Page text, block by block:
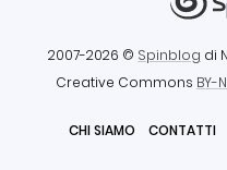
2007-2026 © Spinblog di
Creative Commons BY-
CHI SIAMO CONTATTI